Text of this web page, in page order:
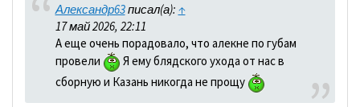
Александр63писал(а): ↑
17 май 2026, 22:11
А еще очень порадовало, что алекне по губам
провели
Я ему блядского ухода от нас в
сборную и Казань никогда не прощу